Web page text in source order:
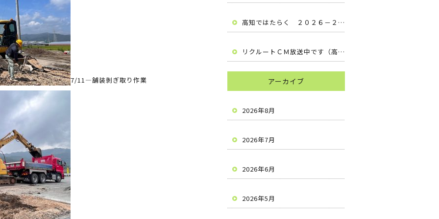
7/11—舗装剝ぎ取り作業
高知ではたらく ２０２６－２０２７ （高知県安芸市 有限会社梶原建設）
リクルートＣＭ放送中です（高知県安芸市 有限会社梶原建設）
アーカイブ
2026年8月
2026年7月
2026年6月
2026年5月